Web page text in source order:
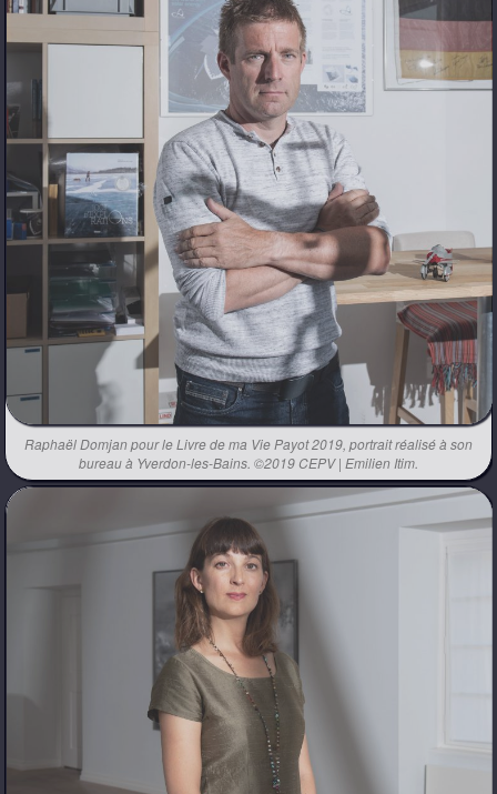
Raphaël Domjan pour le Livre de ma Vie Payot 2019, portrait réalisé à son
bureau à Yverdon-les-Bains. ©2019 CEPV | Emilien Itim.